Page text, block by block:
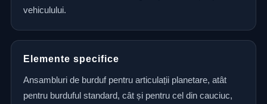
vehiculului.
Elemente specifice
Ansambluri de burduf pentru articulații planetare, atât
pentru burduful standard, cât și pentru cel din cauciuc,